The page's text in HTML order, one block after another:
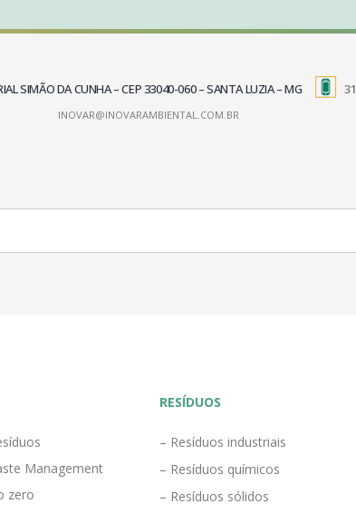
SIMÃO DA CUNHA – CEP 33040-060 – SANTA LUZIA – MG
INOVAR@INOVARAMBIENTAL.COM.BR
Management
zero
RESÍDUOS
– Resíduos industriais
– Resíduos químicos
– Resíduos sólidos